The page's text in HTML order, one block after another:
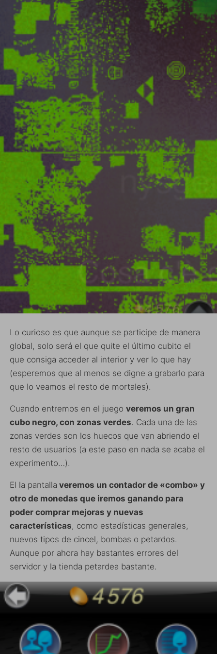
Lo curioso es que aunque se participe de manera
global, solo será el que quite el último cubito el
que consiga acceder al interior y ver lo que hay
(esperemos que al menos se digne a grabarlo para
que lo veamos el resto de mortales).
Cuando entremos en el juego veremos un gran
cubo negro, con zonas verdes. Cada una de las
zonas verdes son los huecos que van abriendo el
resto de usuarios (a este paso en nada se acaba el
experimento…).
El la pantalla veremos un contador de «combo» y
otro de monedas que iremos ganando para
poder comprar mejoras y nuevas
características, como estadísticas generales,
nuevos tipos de cincel, bombas o petardos.
Aunque por ahora hay bastantes errores del
servidor y la tienda petardea bastante.